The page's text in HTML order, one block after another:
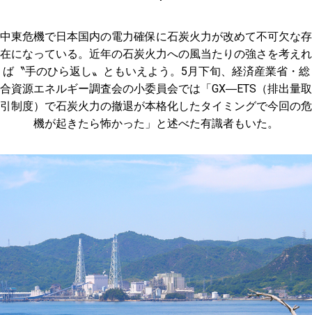
中東危機で日本国内の電力確保に石炭火力が改めて不可欠な存
在になっている。近年の石炭火力への風当たりの強さを考えれ
ば〝手のひら返し〟ともいえよう。5月下旬、経済産業省・総
合資源エネルギー調査会の小委員会では「GX―ETS（排出量取
引制度）で石炭火力の撤退が本格化したタイミングで今回の危
機が起きたら怖かった」と述べた有識者もいた。